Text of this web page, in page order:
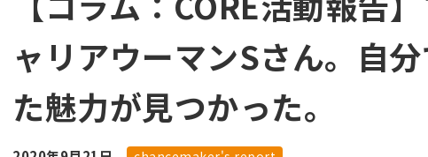
ャリアウーマンSさん。自
た魅力が見つかった。